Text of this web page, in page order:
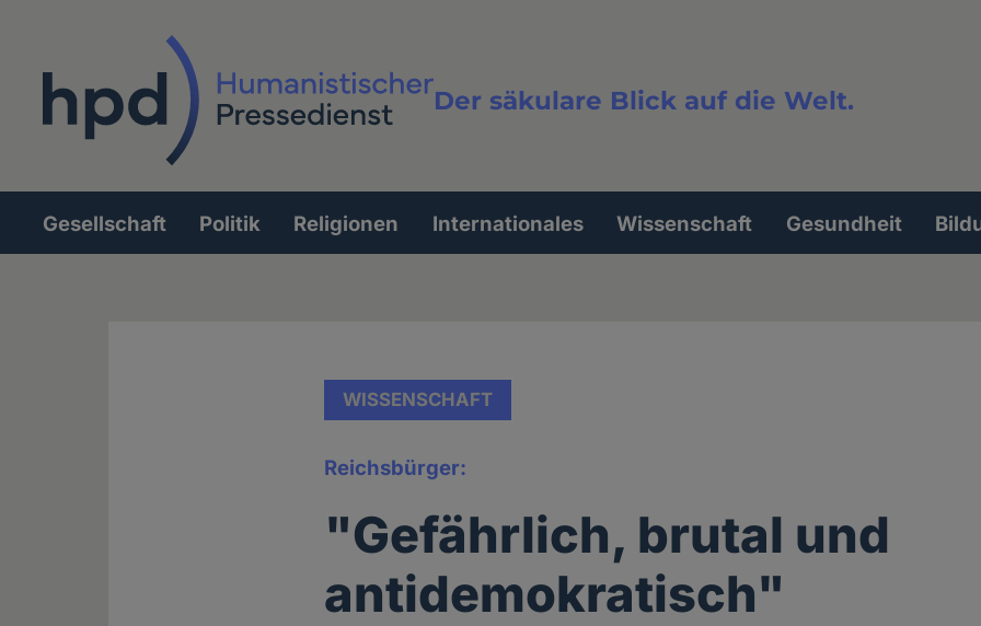
Der säkulare Blick auf die Welt.
Volltextsuche
Hauptnavigation
Gesellschaft Politik Religionen Internationales Wissenschaft Gesundheit
WISSENSCHAFT
Reichsbürger:
"Gefährlich, brutal und
antidemokratisch"